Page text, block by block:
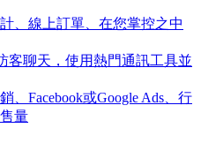
、線上訂單、在您掌控之中
客聊天，使用熱門通訊工具並
、Facebook或Google Ads、行
量